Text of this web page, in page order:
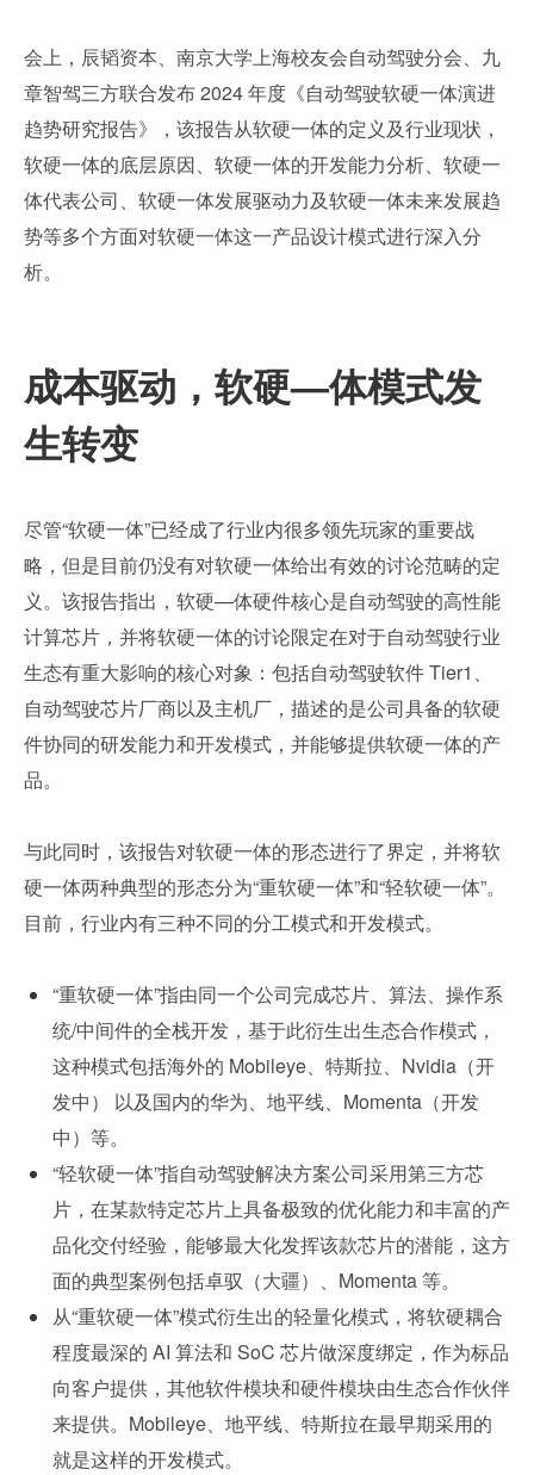
会上，辰韬资本、南京大学上海校友会自动驾驶分会、九
章智驾三方联合发布 2024 年度《自动驾驶软硬一体演进
趋势研究报告》，该报告从软硬一体的定义及行业现状，
软硬一体的底层原因、软硬一体的开发能力分析、软硬一
体代表公司、软硬一体发展驱动力及软硬一体未来发展趋
势等多个方面对软硬一体这一产品设计模式进行深入分
析。
成本驱动，软硬—体模式发
生转变
尽管“软硬一体”已经成了行业内很多领先玩家的重要战
略，但是目前仍没有对软硬一体给出有效的讨论范畴的定
义。该报告指出，软硬—体硬件核心是自动驾驶的高性能
计算芯片，并将软硬一体的讨论限定在对于自动驾驶行业
生态有重大影响的核心对象：包括自动驾驶软件 Tier1、
自动驾驶芯片厂商以及主机厂，描述的是公司具备的软硬
件协同的研发能力和开发模式，并能够提供软硬一体的产
品。
与此同时，该报告对软硬一体的形态进行了界定，并将软
硬一体两种典型的形态分为“重软硬一体”和“轻软硬一体”。
目前，行业内有三种不同的分工模式和开发模式。
“重软硬一体”指由同一个公司完成芯片、算法、操作系
统/中间件的全栈开发，基于此衍生出生态合作模式，
这种模式包括海外的 Mobileye、特斯拉、Nvidia（开
发中） 以及国内的华为、地平线、Momenta（开发
中）等。
“轻软硬一体”指自动驾驶解决方案公司采用第三方芯
片，在某款特定芯片上具备极致的优化能力和丰富的产
品化交付经验，能够最大化发挥该款芯片的潜能，这方
面的典型案例包括卓驭（大疆）、Momenta 等。
从“重软硬一体”模式衍生出的轻量化模式，将软硬耦合
程度最深的 AI 算法和 SoC 芯片做深度绑定，作为标品
向客户提供，其他软件模块和硬件模块由生态合作伙伴
来提供。Mobileye、地平线、特斯拉在最早期采用的
就是这样的开发模式。